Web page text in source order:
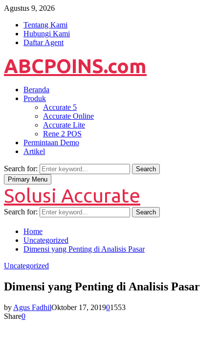
Agustus 9, 2026
Tentang Kami
Hubungi Kami
Daftar Agent
ABCPOINS.com
Beranda
Produk
Accurate 5
Accurate Online
Accurate Lite
Rene 2 POS
Permintaan Demo
Artikel
Search for:
Search
Primary Menu
Solusi Accurate
Search for: Search
Home
Uncategorized
Dimensi yang Penting di Analisis Pasar
Uncategorized
Dimensi yang Penting di Analisis Pasar
by Agus FadhilOktober 17, 201901553
Share0